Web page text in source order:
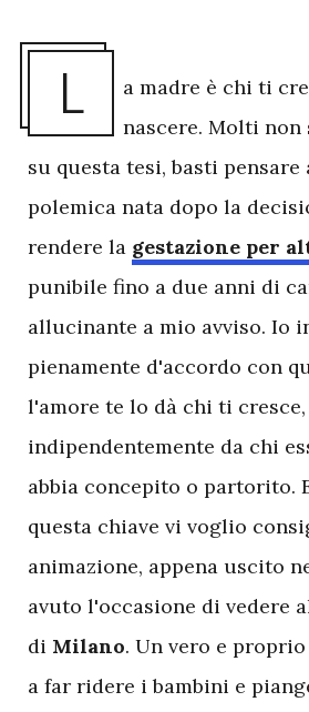
L
a madre è chi ti
nascere. Molti non
su questa tesi, basti pensare
polemica nata dopo la
rendere la gestazione per
punibile fino a due anni di
allucinante a mio avviso. Io
pienamente d'accordo con
l'amore te lo dà chi ti cresce,
indipendentemente da chi
abbia concepito o partorito.
questa chiave vi voglio
animazione, appena uscito
avuto l'occasione di vedere
di Milano. Un vero e
a far ridere i bambini e